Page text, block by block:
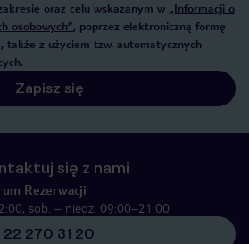
oraz celu wskazanym w „Informacji o
osobowych”, poprzez elektroniczną formę
także z użyciem tzw. automatycznych
Zapisz się
się z nami
Rezerwacji
sob. – niedz. 09:00–21:00
22 270 31 20